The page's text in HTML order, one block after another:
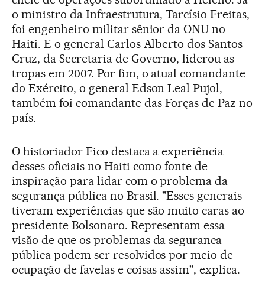
o ministro da Infraestrutura, Tarcísio Freitas,
foi engenheiro militar sênior da ONU no
Haiti. E o general Carlos Alberto dos Santos
Cruz, da Secretaria de Governo, liderou as
tropas em 2007. Por fim, o atual comandante
do Exército, o general Edson Leal Pujol,
também foi comandante das Forças de Paz no
país.
O historiador Fico destaca a experiência
desses oficiais no Haiti como fonte de
inspiração para lidar com o problema da
segurança pública no Brasil. "Esses generais
tiveram experiências que são muito caras ao
presidente Bolsonaro. Representam essa
visão de que os problemas da seguranca
pública podem ser resolvidos por meio de
ocupação de favelas e coisas assim", explica.